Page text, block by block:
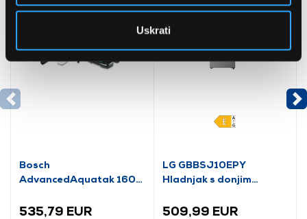
Uskrati
Bosch
AdvancedAquatak 160
(06008A7800)
535,79 EUR
LG GBBSJ10EPY
Hladnjak s donjim
509,99 EUR